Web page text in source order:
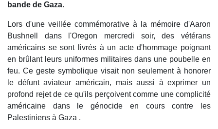
bande de Gaza.
Lors d'une veillée commémorative à la mémoire d'Aaron
Bushnell dans l'Oregon mercredi soir, des vétérans
américains se sont livrés à un acte d'hommage poignant
en brûlant leurs uniformes militaires dans une poubelle en
feu. Ce geste symbolique visait non seulement à honorer
le défunt aviateur américain, mais aussi à exprimer un
profond rejet de ce qu'ils perçoivent comme une complicité
américaine dans le génocide en cours contre les
Palestiniens à Gaza .